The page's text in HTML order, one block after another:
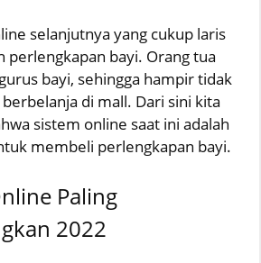
selanjutnya yang cukup laris
perlengkapan bayi. Orang tua
bayi, sehingga hampir tidak
di mall. Dari sini kita
sistem online saat ini adalah
membeli perlengkapan bayi.
Paling
2022